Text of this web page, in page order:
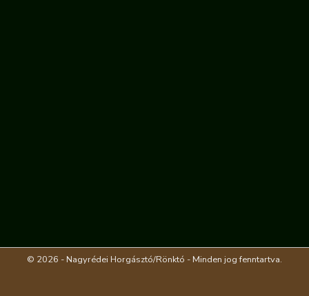
© 2026 - Nagyrédei Horgásztó/Rönktó - Minden jog fenntartva.